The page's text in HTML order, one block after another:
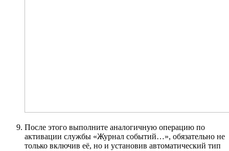
После этого выполните аналогичную операцию по
активации службы «Журнал событий…», обязательно не
только включив её, но и установив автоматический тип